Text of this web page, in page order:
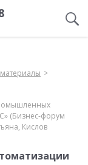
(Бизнес-форум
Кислов